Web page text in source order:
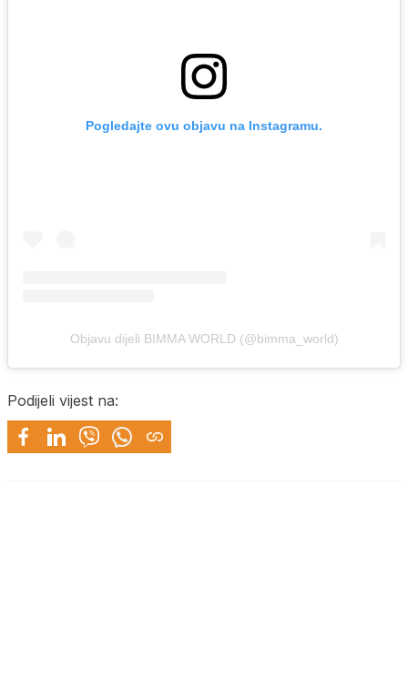
Pogledajte ovu objavu na Instagramu.
Objavu dijeli BIMMA WORLD (@bimma_world)
Podijeli vijest na: